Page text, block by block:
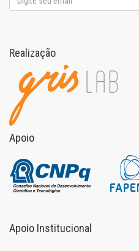
Realização
Apoio
Apoio Institucional